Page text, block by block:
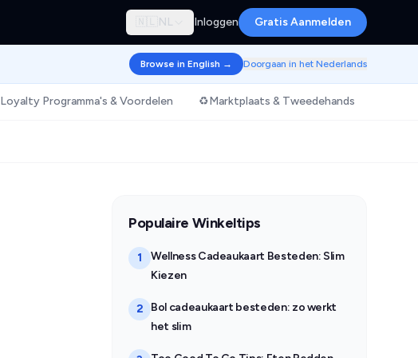
🇳🇱 NL Inloggen Gratis Aanmelden
Browse in English → Doorgaan in het Nederlands
Loyalty Programma's & Voordelen ♻️Marktplaats & Tweedehands
Populaire Winkeltips
1
Wellness Cadeaukaart Besteden: Slim
Kiezen
2
Bol cadeaukaart besteden: zo werkt
het slim